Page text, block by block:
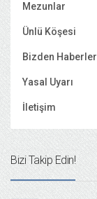
Mezunlar
Ünlü Köşesi
Bizden Haberler
Yasal Uyarı
İletişim
Bizi Takip Edin!